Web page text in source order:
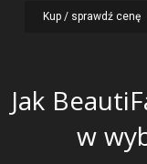
Kup / sprawdź cenę
Jak
w